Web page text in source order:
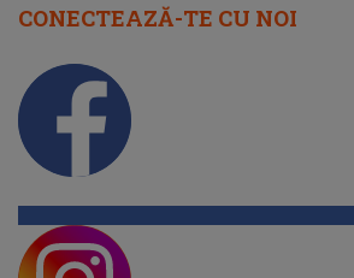
CONECTEAZĂ-TE CU NOI